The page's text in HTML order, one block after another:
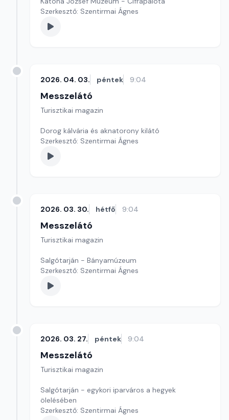
Szerkesztő: Szentirmai Ágnes
2026. 04. 03. péntek 9:04
Messzelátó
Turisztikai magazin
Dorog kálvária és aknatorony kilátó
Szerkesztő: Szentirmai Ágnes
2026. 03. 30. hétfő 9:04
Messzelátó
Turisztikai magazin
Salgótarján - Bányamúzeum
Szerkesztő: Szentirmai Ágnes
2026. 03. 27. péntek 9:04
Messzelátó
Turisztikai magazin
Salgótarján - egykori iparváros a hegyek
ölelésében
Szerkesztő: Szentirmai Ágnes